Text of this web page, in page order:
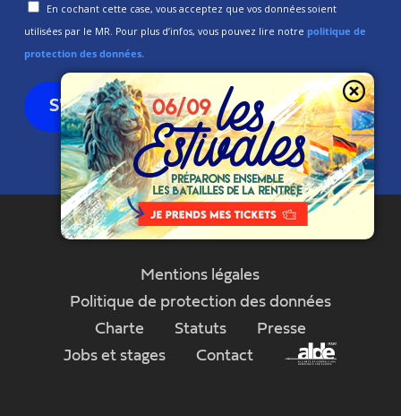
En cochant cette case, vous acceptez que vos données soient
utilisées par le MR. Pour plus d’infos, vous pouvez lire notre politique de
protection des données.
Mentions légales
Politique de protection des données
Charte
Statuts
Presse
Jobs et stages
Contact